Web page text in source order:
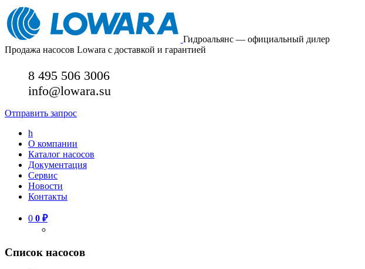
Гидроальянс — официальный дилер
Продажа насосов Lowara с доставкой и гарантией
8 495 506 3006
info@lowara.su
Отправить запрос
h
О компании
Каталог насосов
Документация
Сервис
Новости
Контакты
0 0 ₽
Список насосов